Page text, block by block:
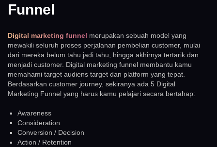
Funnel
Digital marketing funnel merupakan sebuah model yang
mewakili seluruh proses perjalanan pembelian customer, mulai
dari mereka belum tahu jadi tahu, hingga akhirnya tertarik dan
menjadi customer. Digital marketing funnel membantu kamu
memahami target audiens target dan platform yang tepat.
Berdasarkan customer journey, sekiranya ada 5 Digital
Marketing Funnel yang harus kamu pelajari secara bertahap:
Awareness
Consideration
Conversion / Decision
Action / Retention